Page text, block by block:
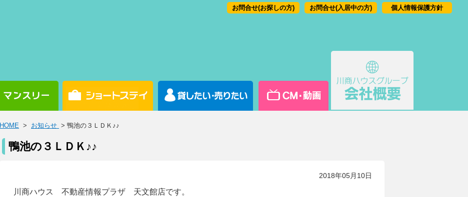
個人情報保護方針
お問合せ(入居中の方)
お問合せ(お探しの方)
HOME > お知らせ > 鴨池の３ＬＤＫ♪♪
鴨池の３ＬＤＫ♪♪
2018年05月10日
川商ハウス 不動産情報プラザ 天文館店です。